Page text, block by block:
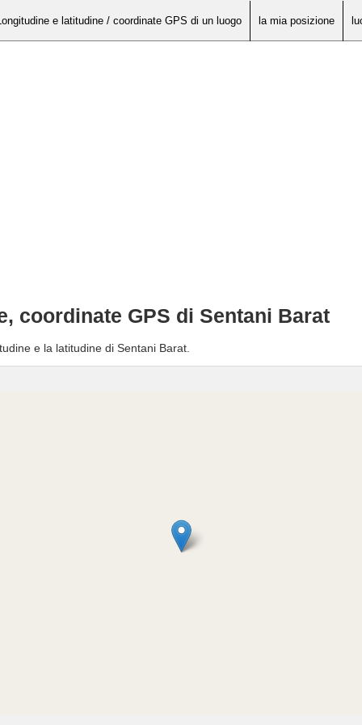
e latitudine / coordinate GPS di un luogo la mia posizione
coordinate GPS di Sentani Barat
e la latitudine di Sentani Barat.